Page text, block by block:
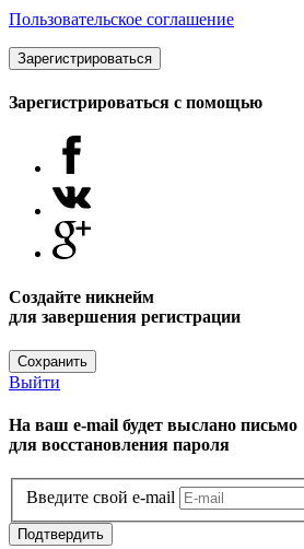
Пользовательское соглашение
Зарегистрироваться
Зарегистрироваться с помощью
Создайте никнейм
для завершения регистрации
Сохранить
Выйти
На ваш e-mail будет выслано письмо
для восстановления пароля
Введите свой e-mail
Подтвердить